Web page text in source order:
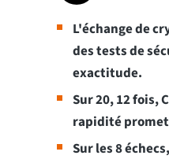
L'échange de
des tests de
exactitude.
Sur 20, 12 fois,
rapidité
Sur les 8